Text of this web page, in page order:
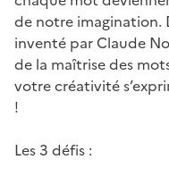
de notre imagination.
inventé par Claude
de la maîtrise des
votre créativité
!
Les 3 défis :